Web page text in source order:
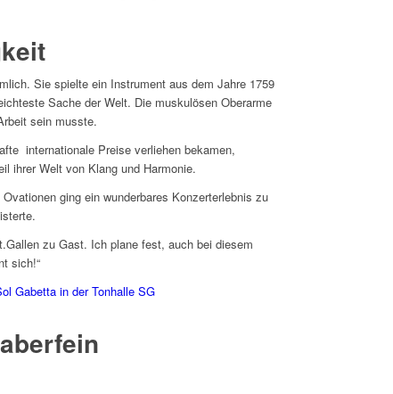
Sie spielte ein Instrument aus dem Jahre 1759
Sache der Welt. Die muskulösen Oberarme
sein musste.
internationale Preise verliehen bekamen,
ihrer Welt von Klang und Harmonie.
ging ein wunderbares Konzerterlebnis zu
zu Gast. Ich plane fest, auch bei diesem
sich!“
Gabetta in der Tonhalle SG